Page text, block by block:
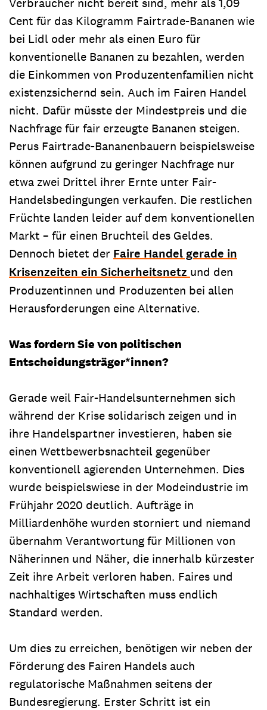
Cent für das Kilogramm Fairtrade-Bananen wie
bei Lidl oder mehr als einen Euro für
konventionelle Bananen zu bezahlen, werden
die Einkommen von Produzentenfamilien nicht
existenzsichernd sein. Auch im Fairen Handel
nicht. Dafür müsste der Mindestpreis und die
Nachfrage für fair erzeugte Bananen steigen.
Perus Fairtrade-Bananenbauern beispielsweise
können aufgrund zu geringer Nachfrage nur
etwa zwei Drittel ihrer Ernte unter Fair-
Handelsbedingungen verkaufen. Die restlichen
Früchte landen leider auf dem konventionellen
Markt – für einen Bruchteil des Geldes.
Dennoch bietet der Faire Handel gerade in
Krisenzeiten ein Sicherheitsnetz und den
Produzentinnen und Produzenten bei allen
Herausforderungen eine Alternative.
Was fordern Sie von politischen
Entscheidungsträger*innen?
Gerade weil Fair-Handelsunternehmen sich
während der Krise solidarisch zeigen und in
ihre Handelspartner investieren, haben sie
einen Wettbewerbsnachteil gegenüber
konventionell agierenden Unternehmen. Dies
wurde beispielswiese in der Modeindustrie im
Frühjahr 2020 deutlich. Aufträge in
Milliardenhöhe wurden storniert und niemand
übernahm Verantwortung für Millionen von
Näherinnen und Näher, die innerhalb kürzester
Zeit ihre Arbeit verloren haben. Faires und
nachhaltiges Wirtschaften muss endlich
Standard werden.
Um dies zu erreichen, benötigen wir neben der
Förderung des Fairen Handels auch
regulatorische Maßnahmen seitens der
Bundesregierung. Erster Schritt ist ein